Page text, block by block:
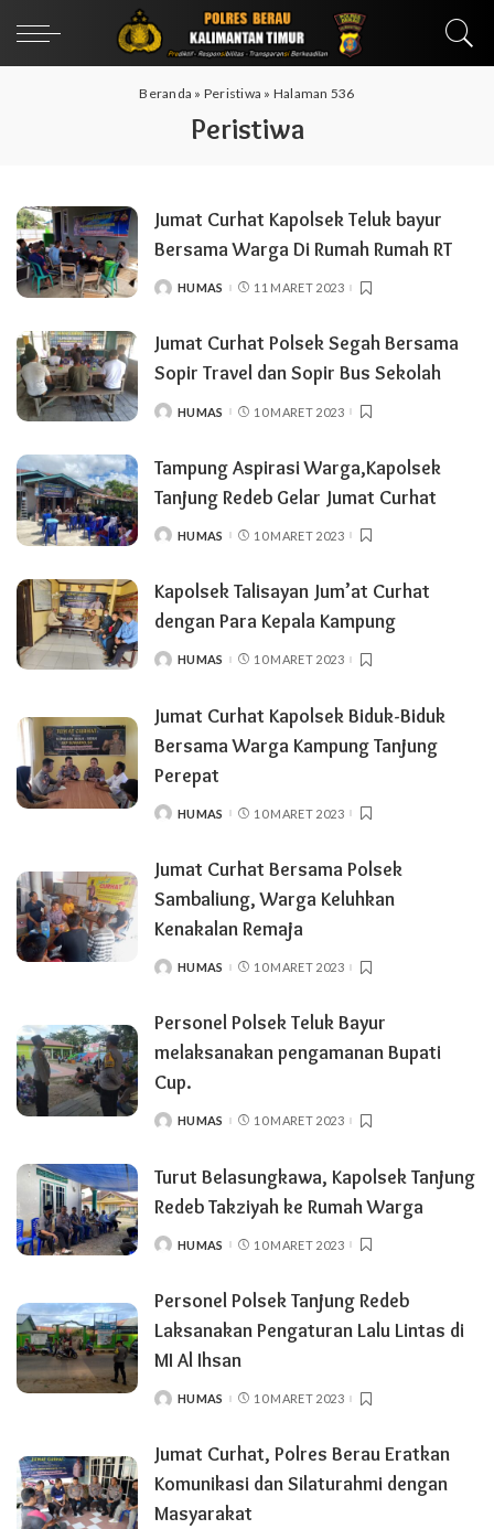
Beranda » Peristiwa » Halaman 536
Peristiwa
Jumat Curhat Kapolsek Teluk bayur
Bersama Warga Di Rumah Rumah RT
POSTED
HUMAS 11 MARET 2023
Jumat Curhat Polsek Segah Bersama
Sopir Travel dan Sopir Bus Sekolah
POSTED
HUMAS 10 MARET 2023
Tampung Aspirasi Warga,Kapolsek
Tanjung Redeb Gelar Jumat Curhat
POSTED
HUMAS 10 MARET 2023
Kapolsek Talisayan Jum’at Curhat
dengan Para Kepala Kampung
POSTED
HUMAS 10 MARET 2023
Jumat Curhat Kapolsek Biduk-Biduk
Bersama Warga Kampung Tanjung
Perepat
POSTED
HUMAS 10 MARET 2023
Jumat Curhat Bersama Polsek
Sambaliung, Warga Keluhkan
Kenakalan Remaja
POSTED
HUMAS 10 MARET 2023
Personel Polsek Teluk Bayur
melaksanakan pengamanan Bupati
Cup.
POSTED
HUMAS 10 MARET 2023
Turut Belasungkawa, Kapolsek Tanjung
Redeb Takziyah ke Rumah Warga
POSTED
HUMAS 10 MARET 2023
Personel Polsek Tanjung Redeb
Laksanakan Pengaturan Lalu Lintas di
MI Al Ihsan
POSTED
HUMAS 10 MARET 2023
Jumat Curhat, Polres Berau Eratkan
Komunikasi dan Silaturahmi dengan
Masyarakat